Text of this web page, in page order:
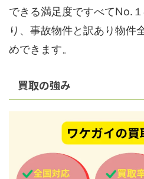
できる満足度ですべてNo.
り、事故物件と訳あり物件
めできます。
買取の強み